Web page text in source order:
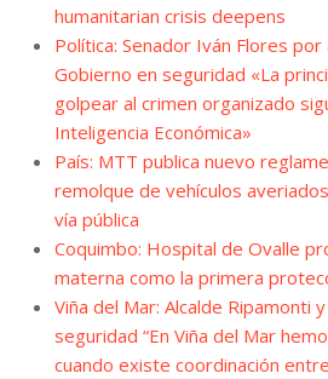
humanitarian crisis deepens
Política: Senador Iván Flores por
Gobierno en seguridad «La
golpear al crimen organizado
Inteligencia Económica»
País: MTT publica nuevo
remolque de vehículos
vía pública
Coquimbo: Hospital de Ovalle
materna como la primera
Viña del Mar: Alcalde Ripamonti
seguridad “En Viña del Mar
cuando existe coordinación